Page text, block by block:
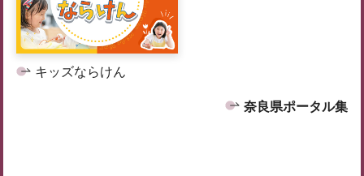
キッズならけん
奈良県ポータル集